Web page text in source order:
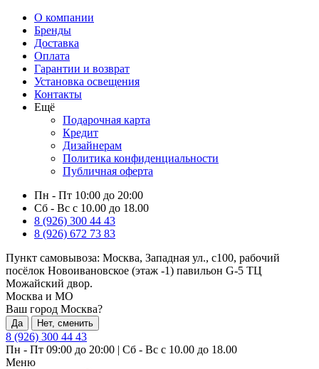
О компании
Бренды
Доставка
Оплата
Гарантии и возврат
Установка освещения
Контакты
Ещё
Подарочная карта
Кредит
Дизайнерам
Политика конфиденциальности
Публичная оферта
Пн - Пт 10:00 до 20:00
Сб - Вс с 10.00 до 18.00
8 (926) 300 44 43
8 (926) 672 73 83
Пункт самовывоза: Москва, Западная ул., с100, рабочий
посёлок Новоивановское (этаж -1) павильон G-5 ТЦ
Можайский двор.
Москва и МО
Ваш город Москва?
Да Нет, сменить
8 (926) 300 44 43
Пн - Пт 09:00 до 20:00 | Сб - Вс с 10.00 до 18.00
Меню